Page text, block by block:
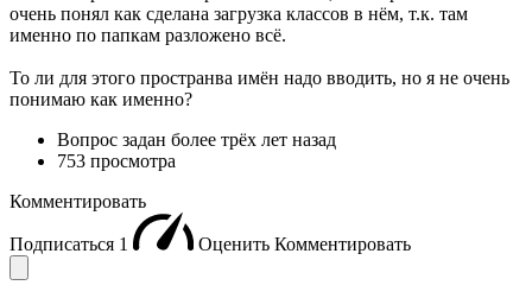
очень понял как сделана загрузка классов в нём, т.к. там
именно по папкам разложено всё.
То ли для этого пространва имён надо вводить, но я не очень
понимаю как именно?
Вопрос задан более трёх лет назад
753 просмотра
Комментировать
Подписаться 1 Оценить Комментировать